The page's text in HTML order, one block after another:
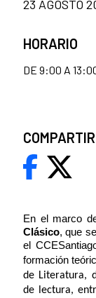
En el marco
Clásico, que
el
formación
de Literatura,
de lectura,
23 AGOSTO
HORARIO
DE 9:00 A
COMPARTIR